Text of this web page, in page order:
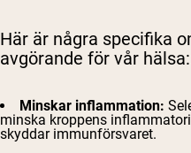
Här är några specifika
avgörande för vår hälsa:
Minskar inflammation:
minska kroppens
skyddar immunförsvaret.